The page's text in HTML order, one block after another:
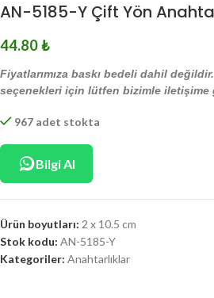
AN-5185-Y Çift Yön
44.80₺
Fiyatlarımıza baskı bedeli dahil
seçenekleri için lütfen bizimle iletişime
967 adet stokta
Bilgi Al
Ürün boyutları: 2 x 10.5 cm
Stok kodu: AN-5185-Y
Kategoriler: Anahtarlıklar